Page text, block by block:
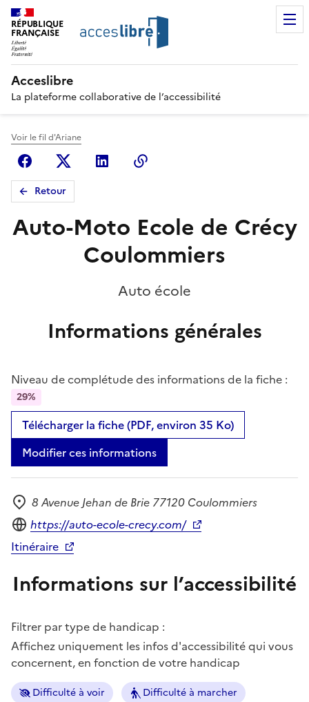
RÉPUBLIQUE
FRANÇAISE
Acceslibre
La plateforme collaborative de l’accessibilité
Voir le fil d'Ariane
FacebookX (anciennement Twitter)
Linkedin
Retour
Auto-Moto Ecole de Crécy
Coulommiers
Auto école
Informations générales
Niveau de complétude des informations de la fiche :
29%
Télécharger la fiche (PDF, environ 35 Ko)
Modifier ces informations
Adresse
8 Avenue Jehan de Brie 77120 Coulommiers
Site internet
https://auto-ecole-crecy.com/
Itinéraire
Informations sur l’accessibilité
Filtrer par type de handicap :
Affichez uniquement les infos d'accessibilité qui vous
concernent, en fonction de votre handicap
Difficulté à voir Difficulté à marcher